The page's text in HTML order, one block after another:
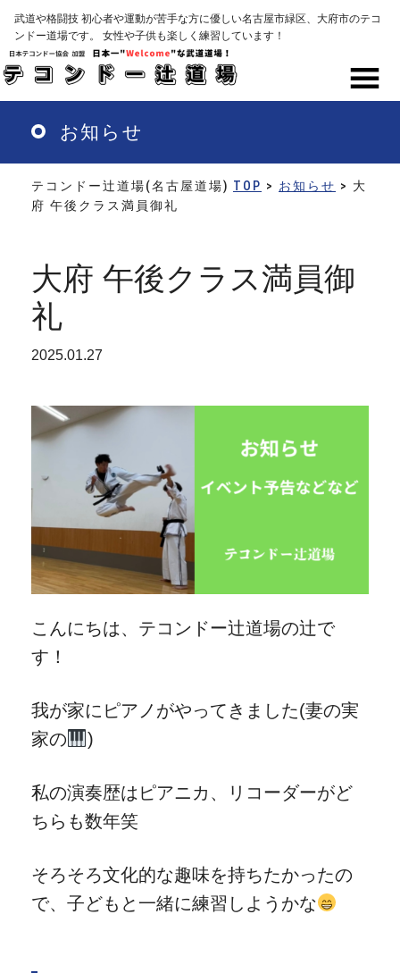
Skip
main
content
武道や格闘技 初心者や運動が苦手な方に優しい名古屋市緑区、大府市のテコ
ンドー道場です。 女性や子供も楽しく練習しています！
お知らせ
テコンドー辻道場(名古屋道場) TOP > お知らせ > 大
府 午後クラス満員御礼
大府 午後クラス満員御
礼
2025.01.27
こんにちは、テコンドー辻道場の辻で
す！
我が家にピアノがやってきました(妻の実
家の
)
私の演奏歴はピアニカ、リコーダーがど
ちらも数年笑
そろそろ文化的な趣味を持ちたかったの
で、子どもと一緒に練習しようかな